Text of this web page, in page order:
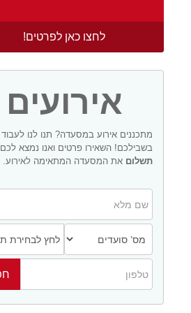
לחצו כאן לפרטים!
אירועים
מתכננים אירוע במסעדה? תנו לנו לעבוד
בשבילכם! השאירו פרטים ואנו נמצא לכם
תשלום את המסעדה המתאימה לאירוע.